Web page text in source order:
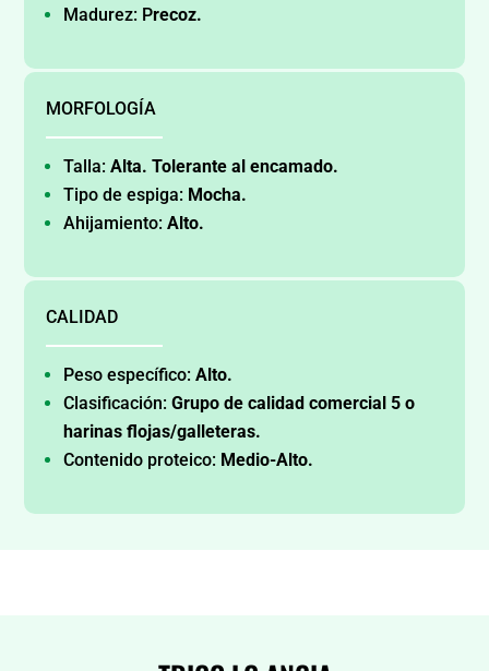
Madurez: Precoz.
MORFOLOGÍA
Talla:Alta. Tolerante al encamado.
Tipo de espiga: Mocha.
Ahijamiento:Alto.
CALIDAD
Peso específico:Alto.
Clasificación:Grupo de calidad comercial 5 o
harinas flojas/galleteras.
Contenido proteico: Medio-Alto.